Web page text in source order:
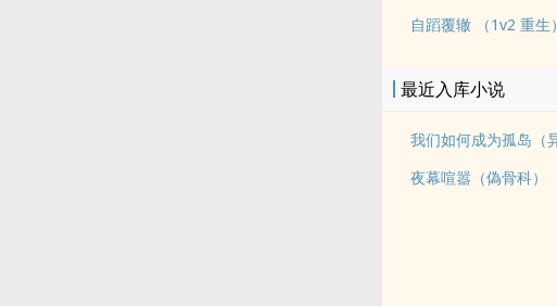
自蹈覆辙 （1v2 重生）
最近入库小说
夜幕喧嚣（偽骨科）